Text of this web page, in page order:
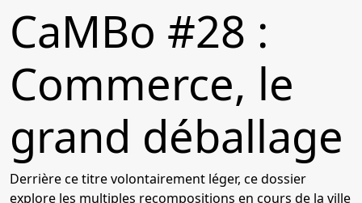
CaMBo #28 :
Commerce, le
grand déballage
Derrière ce titre volontairement léger, ce dossier
explore les multiples recompositions en cours de la ville